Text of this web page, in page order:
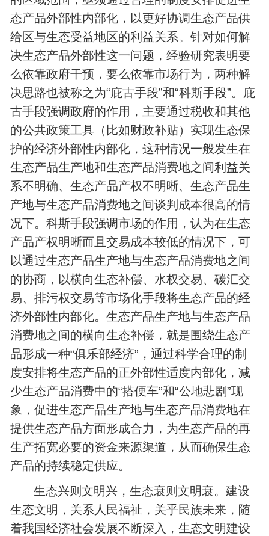
态产品外部性内部化，以更好协调生态产品供
给区与生态受益地区的利益关系。针对如何解
决生态产品外部性这一问题，经验研究表明要
么依靠政府干预，要么依靠市场行为，两种解
决思路也被称之为“庇古手段”和“科斯手段”。庇
古手段强调政府的作用，主要通过税收和其他
的公共政策工具（比如财政补贴）实现生态保
护的经济外部性内部化，这种情况一般发生在
生态产品生产地和生态产品消费地之间利益关
系不明确、生态产品产权不明晰、生态产品生
产地与生态产品消费地之间谈判成本很高的情
况下。科斯手段强调市场的作用，认为在生态
产品产权明晰而且交易成本较低的情况下，可
以通过生态产品生产地与生态产品消费地之间
的协商，以横向生态补偿、水权交易、碳汇交
易、排污权交易等市场化手段将生态产品的经
济外部性内部化。生态产品生产地与生态产品
消费地之间的横向生态补偿，就是围绕生态产
品形成一种“俱乐部经济”，通过科学合理的制
度安排将生态产品的正外部性适度内部化，减
少生态产品消费中的“搭便车”和“公地悲剧”现
象，促进生态产品生产地与生态产品消费地在
提供生态产品方面形成合力，为生态产品的再
生产拓宽必要的资金来源渠道，从而确保生态
产品的持续稳定供应。
生态兴则文明兴，生态衰则文明衰。建设
生态文明，关系人民福祉，关乎民族未来，随
着我国经济社会发展不断深入，生态文明建设